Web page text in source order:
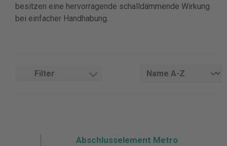
besitzen eine hervorragende schalldämmende Wirkung
bei einfacher Handhabung.
Filter
Abschlusselement Metro